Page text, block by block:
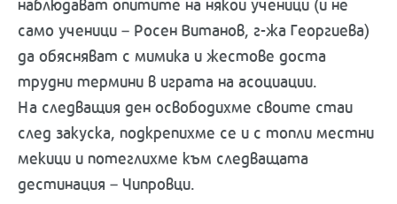
само ученици – Росен Витанов, г-жа Георгиева)
да обясняват с мимика и жестове доста
трудни термини в играта на асоциации.
На следващия ден освободихме своите стаи
след закуска, подкрепихме се и с топли местни
мекици и потеглихме към следващата
дестинация – Чипровци.